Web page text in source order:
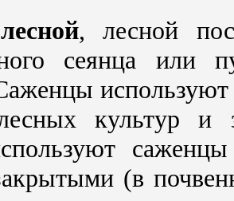
, лесной
сеянца или
используют
культур
(в